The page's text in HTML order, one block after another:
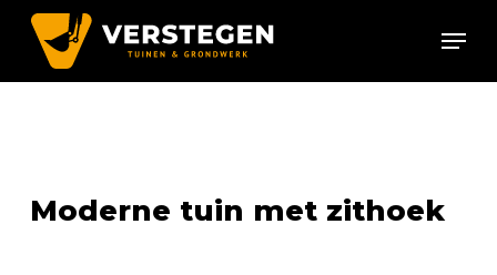
Skip
main
Menu
Moderne tuin met zithoek